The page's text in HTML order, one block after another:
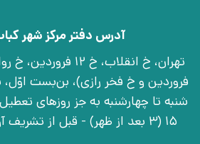
آدرس دفتر مرکز شهر
15 (3 بعد از ظهر) - قبل از تشریف آوردن تماس بگیرید